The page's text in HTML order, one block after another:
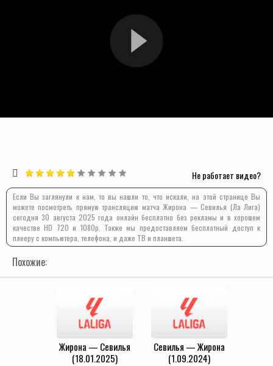
Не работает видео?
Если Вы заглянули к нам, то вы нашли то, что искали, на этой странице Вы
можете посмотреть прямую трансляцию матча Жирона — Севилья (Ла Лига)
сегодня 30 августа 2025 года онлайн бесплатно без рекламы и в хорошем
качестве HD 720 и 1080p. Также мы предоставляем бесплатный доступ к
плееру с компьютера, телефона, и даже ТВ и планшета.
Похожие:
Жирона — Севилья
(18.01.2025)
Севилья — Жирона
(1.09.2024)